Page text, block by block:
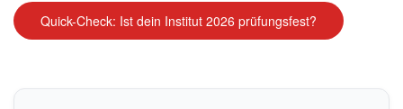
Quick-Check: Ist dein Institut 2026 prüfungsfest?